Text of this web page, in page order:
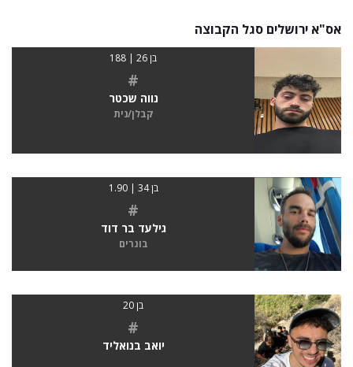
אס"א ירושלים סגל הקבוצה
בן 26 | 188
#
נווה שכטר
קבלן/נית
בן 34 | 1.90
#
גילעד בר דוד
בוגרים
בן 20
#
יואב בנואליד